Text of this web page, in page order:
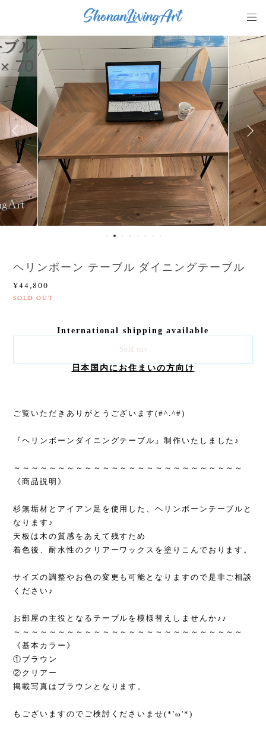
ヘリンボーン テーブル ダイニングテーブル
¥44,800
SOLD OUT
International shipping available
Sold out
日本国内にお住まいの方向け
ご覧いただきありがとうございます(#^.^#)
『ヘリンボーンダイニングテーブル』制作いたしました♪
～～～～～～～～～～～～～～～～～～～～～～～～～～
《商品説明》
杉無垢材とアイアン足を使用した、ヘリンボーンテーブルと
なります♪
天板は木の質感をあえて残すため
着色後、耐水性のクリアーワックスを塗りこんでおります。
サイズの調整やお色の変更も可能となりますので是非ご相談
ください♪
お部屋の主役となるテーブルを模様替えしませんか♪♪
～～～～～～～～～～～～～～～～～～～～～～～～～～
《基本カラー》
①ブラウン
②クリアー
掲載写真はブラウンとなります。
もございますのでご検討くださいませ(*'ω'*)